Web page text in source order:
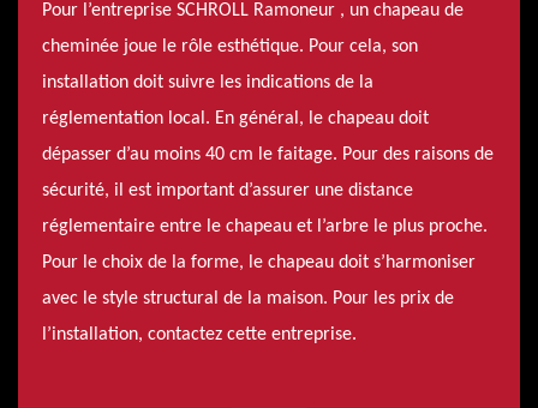
Pour l’entreprise SCHROLL Ramoneur , un chapeau de
cheminée joue le rôle esthétique. Pour cela, son
installation doit suivre les indications de la
réglementation local. En général, le chapeau doit
dépasser d’au moins 40 cm le faitage. Pour des raisons de
sécurité, il est important d’assurer une distance
réglementaire entre le chapeau et l’arbre le plus proche.
Pour le choix de la forme, le chapeau doit s’harmoniser
avec le style structural de la maison. Pour les prix de
l’installation, contactez cette entreprise.